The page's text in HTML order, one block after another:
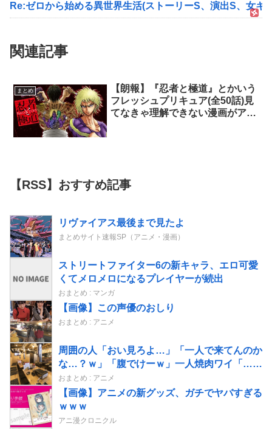
Re:ゼロから始める異世界生活(ストーリーS、演出S、女キ
関連記事
まとめ
【朗報】『忍者と極道』とかいう
フレッシュプリキュア(全50話)見
てなきゃ理解できない漫画がアニ
【RSS】おすすめ記事
リヴァイアス最後まで見たよ
まとめサイト速報SP（アニメ・漫画）
ストリートファイター6の新キャラ、エロ可愛
くてメロメロになるプレイヤーが続出
おまとめ : マンガ
【画像】この声優のおしり
おまとめ : アニメ
周囲の人「おい見ろよ…」「一人で来てんのか
な…？ｗ」「腹でけーｗ」一人焼肉ワイ「……
ッ…！」
おまとめ : アニメ
【画像】アニメの新グッズ、ガチでヤバすぎる
ｗｗｗ
アニ漫クロニクル